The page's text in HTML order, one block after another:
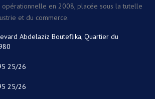
en 2008, placée sous la tutelle
et du commerce.
Abdelaziz Bouteflika, Quartier du
25/26
25/26